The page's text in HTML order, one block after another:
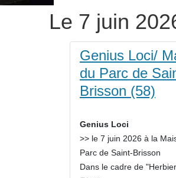
Le 7 juin
Genius Loci/
du Parc de
Brisson (58)
Genius Loci
>> le 7 juin 2026 à la
Parc de Saint-Brisson
Dans le cadre de